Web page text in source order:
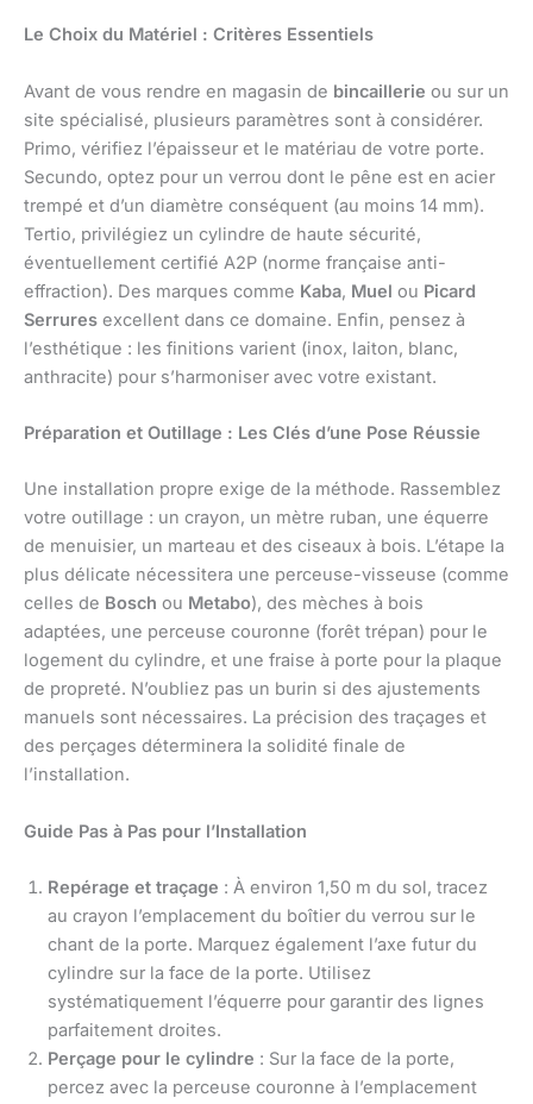
Le Choix du Matériel : Critères Essentiels
Avant de vous rendre en magasin de bincaillerie ou sur un
site spécialisé, plusieurs paramètres sont à considérer.
Primo, vérifiez l’épaisseur et le matériau de votre porte.
Secundo, optez pour un verrou dont le pêne est en acier
trempé et d’un diamètre conséquent (au moins 14 mm).
Tertio, privilégiez un cylindre de haute sécurité,
éventuellement certifié A2P (norme française anti-
effraction). Des marques comme Kaba, Muel ou Picard
Serrures excellent dans ce domaine. Enfin, pensez à
l’esthétique : les finitions varient (inox, laiton, blanc,
anthracite) pour s’harmoniser avec votre existant.
Préparation et Outillage : Les Clés d’une Pose Réussie
Une installation propre exige de la méthode. Rassemblez
votre outillage : un crayon, un mètre ruban, une équerre
de menuisier, un marteau et des ciseaux à bois. L’étape la
plus délicate nécessitera une perceuse-visseuse (comme
celles de Bosch ou Metabo), des mèches à bois
adaptées, une perceuse couronne (forêt trépan) pour le
logement du cylindre, et une fraise à porte pour la plaque
de propreté. N’oubliez pas un burin si des ajustements
manuels sont nécessaires. La précision des traçages et
des perçages déterminera la solidité finale de
l’installation.
Guide Pas à Pas pour l’Installation
Repérage et traçage : À environ 1,50 m du sol, tracez
au crayon l’emplacement du boîtier du verrou sur le
chant de la porte. Marquez également l’axe futur du
cylindre sur la face de la porte. Utilisez
systématiquement l’équerre pour garantir des lignes
parfaitement droites.
Perçage pour le cylindre : Sur la face de la porte,
percez avec la perceuse couronne à l’emplacement